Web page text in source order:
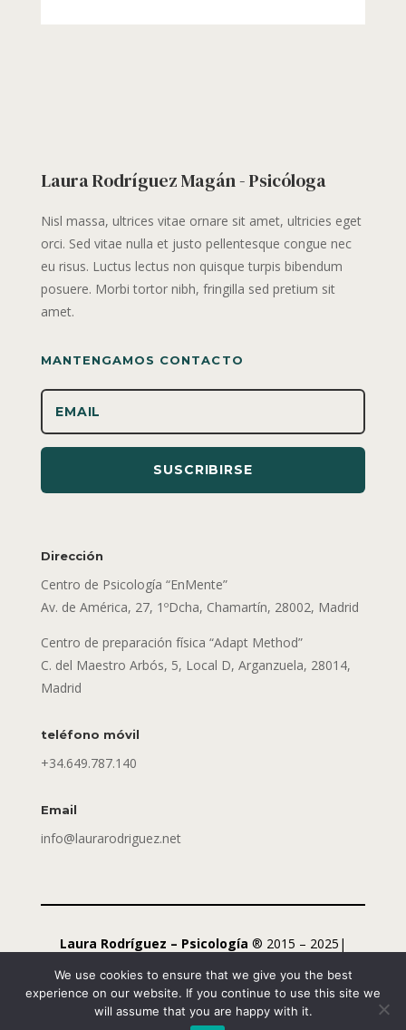
Laura Rodríguez Magán - Psicóloga
Nisl massa, ultrices vitae ornare sit amet, ultricies eget
orci. Sed vitae nulla et justo pellentesque congue nec
eu risus. Luctus lectus non quisque turpis bibendum
posuere. Morbi tortor nibh, fringilla sed pretium sit
amet.
MANTENGAMOS CONTACTO
SUSCRIBIRSE
Dirección
Centro de Psicología “EnMente”
Av. de América, 27, 1ºDcha, Chamartín, 28002, Madrid
Centro de preparación física “Adapt Method”
C. del Maestro Arbós, 5, Local D, Arganzuela, 28014,
Madrid
teléfono móvil
+34.649.787.140
Email
info@laurarodriguez.net
Laura Rodríguez – Psicología ® 2015 – 2025|
We use cookies to ensure that we give you the best
experience on our website. If you continue to use this site we
will assume that you are happy with it.